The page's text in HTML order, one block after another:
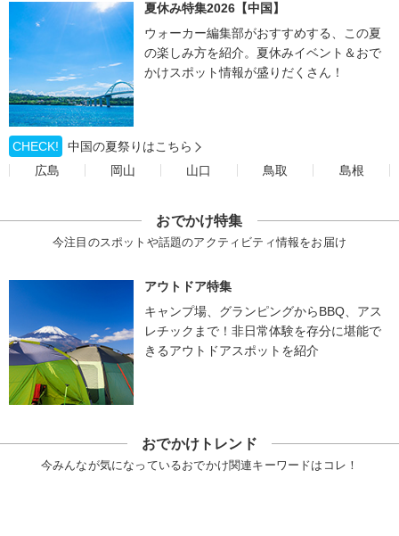
夏休み特集2026【中国】
ウォーカー編集部がおすすめする、この夏
の楽しみ方を紹介。夏休みイベント＆おで
かけスポット情報が盛りだくさん！
CHECK!
中国の夏祭りはこちら
広島
岡山 山口 鳥取 島根
おでかけ特集
今注目のスポットや話題のアクティビティ情報をお届け
アウトドア特集
キャンプ場、グランピングからBBQ、アス
レチックまで！非日常体験を存分に堪能で
きるアウトドアスポットを紹介
おでかけトレンド
今みんなが気になっているおでかけ関連キーワードはコレ！